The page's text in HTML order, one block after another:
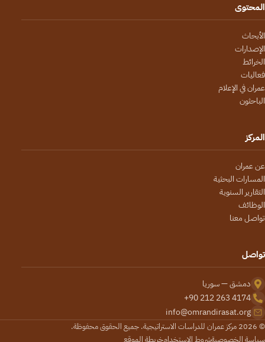
المحتوى
الأبحاث
الإصدارات
الخرائط
فعاليات
عمران في الإعلام
الباحثون
المركز
عن عمران
المسارات البحثية
التقارير السنوية
الوظائف
تواصل معنا
تواصل
دمشق — سوريا
+90 212 263 4174
info@omrandirasat.org
© 2026 مركز عمران للدراسات الاستراتيجية. جميع الحقوق محفوظة.
سياسة الخصوصيةشروط الاستخدامخريطة الموقع